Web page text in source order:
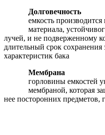
Долговечность
емкость
материала,
лучей, и не подверженному
длительный срок
характеристик бака
Мембрана
горловины емкостей
мембраной, которая
нее посторонних предметов,